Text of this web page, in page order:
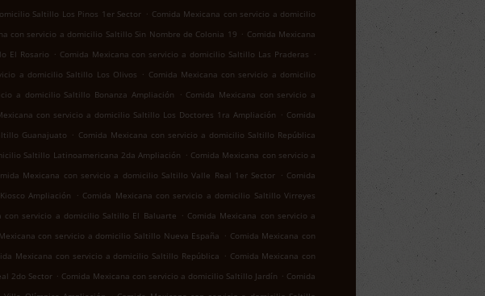
Saltillo Los Pinos 1er Sector . Comida Mexicana con servicio a domicilio
con servicio a domicilio Saltillo Sin Nombre de Colonia 19 . Comida Mexicana
El Rosario . Comida Mexicana con servicio a domicilio Saltillo Las Praderas .
a domicilio Saltillo Los Olivos . Comida Mexicana con servicio a domicilio
a domicilio Saltillo Bonanza Ampliación . Comida Mexicana con servicio a
con servicio a domicilio Saltillo Los Doctores 1ra Ampliación . Comida
Guanajuato . Comida Mexicana con servicio a domicilio Saltillo República
Saltillo Latinoamericana 2da Ampliación . Comida Mexicana con servicio a
Mexicana con servicio a domicilio Saltillo Valle Real 1er Sector . Comida
Ampliación . Comida Mexicana con servicio a domicilio Saltillo Virreyes
con servicio a domicilio Saltillo El Baluarte . Comida Mexicana con servicio a
con servicio a domicilio Saltillo Nueva España . Comida Mexicana con
Mexicana con servicio a domicilio Saltillo República . Comida Mexicana con
2do Sector . Comida Mexicana con servicio a domicilio Saltillo Jardín . Comida